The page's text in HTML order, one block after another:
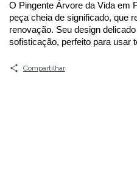
O Pingente Árvore da Vida em
peça cheia de significado, que
renovação. Seu design
sofisticação, perfeito para usar
Compartilhar